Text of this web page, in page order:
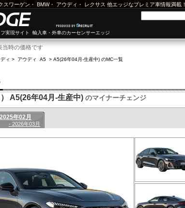
スワーゲン ・ BMW・ アウディ ・ レクサス 他エッジなプレミア車情報満載！
実現サイト 輸入車・外車のカーセンサーエッジ
当時の価格です
ィ > アウディ A5 > A5(26年04月-生産中) のMC一覧
A5(26年04月-生産中) のマイナーチェンジ
2025年02月
- 2026年03月